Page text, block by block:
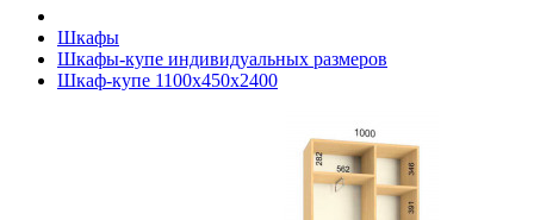
Шкафы
Шкафы-купе индивидуальных размеров
Шкаф-купе 1100х450х2400